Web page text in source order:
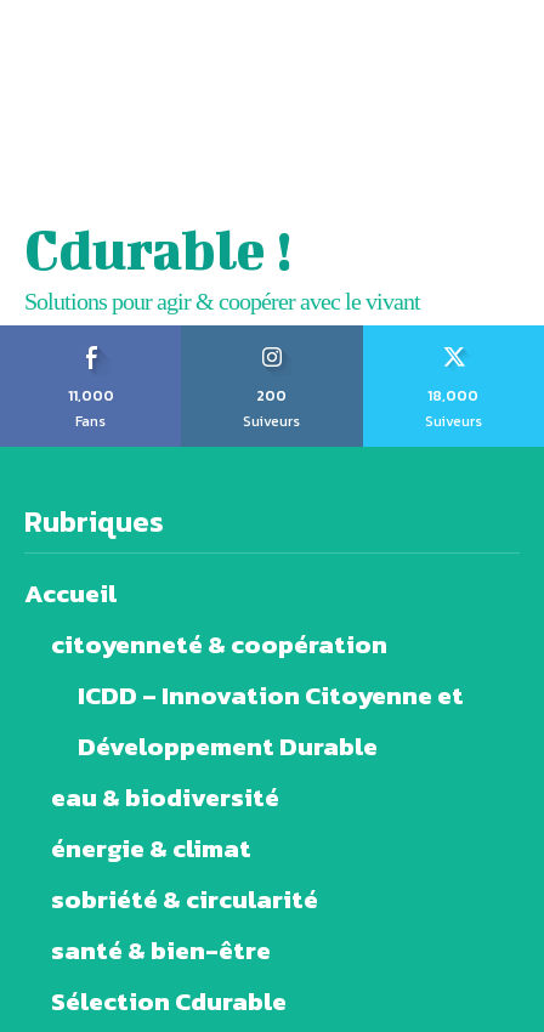
Cdurable !
Solutions pour agir & coopérer avec le vivant
11,000
Fans
200
Suiveurs
18,000
Suiveurs
Rubriques
Accueil
citoyenneté & coopération
ICDD – Innovation Citoyenne et
Développement Durable
eau & biodiversité
énergie & climat
sobriété & circularité
santé & bien-être
Sélection Cdurable